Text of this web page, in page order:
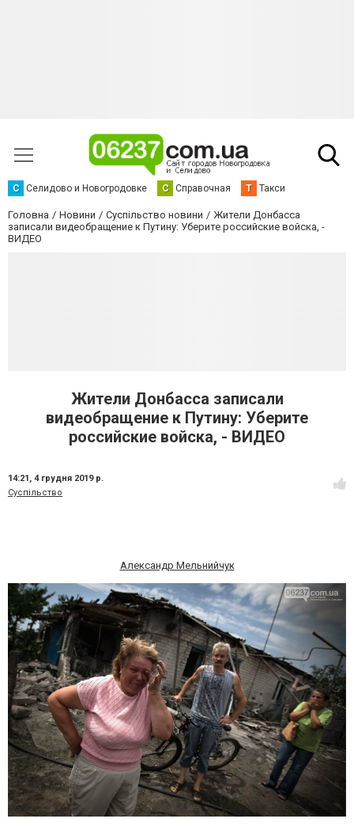
С Селидово и Новогродовке С Справочная Т Такси
Головна Новини Суспільство новини
Жители Донбасса
записали видеобращение к Путину: Уберите российские войска, -
ВИДЕО
Жители Донбасса записали
видеобращение к Путину: Уберите
российские войска, - ВИДЕО
14:21, 4 грудня 2019 р.
Суспільство
Александр Мельнийчук